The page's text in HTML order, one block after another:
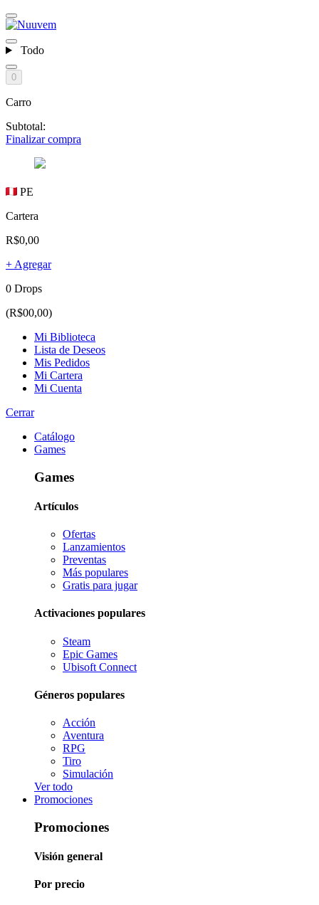
Todo
0
Carro
Subtotal:
Finalizar compra
PE
Cartera
R$0,00
+ Agregar
0 Drops
(R$00,00)
Mi Biblioteca
Lista de Deseos
Mis Pedidos
Mi Cartera
Mi Cuenta
Cerrar
Catálogo
Games
Games
Artículos
Ofertas
Lanzamientos
Preventas
Más populares
Gratis para jugar
Activaciones populares
Steam
Epic Games
Ubisoft Connect
Géneros populares
Acción
Aventura
RPG
Tiro
Simulación
Ver todo
Promociones
Promociones
Visión general
Por precio